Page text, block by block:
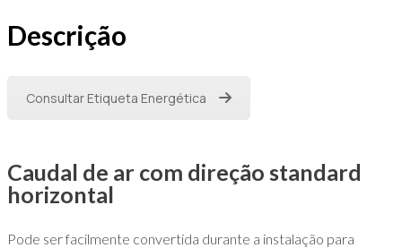
Descrição
Consultar Etiqueta Energética
Caudal de ar com direção standard
horizontal
Pode ser facilmente convertida durante a instalação para